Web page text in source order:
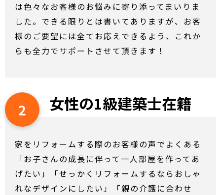
は色々なお客様のお悩みに寄り添ってまいりま
した。できる限りとは書いてありますが、お客
様のご要望には全てお応えできるよう、これか
らも全力でサポートさせて頂きます！
2 女性の1級建築士在籍
家をリフォームする際のお客様の声でよくある
「お子さんの成長に伴って一人部屋を作ってあ
げたい」「せっかくリフォームするならおしゃ
れなデザインにしたい」「親の介護に合わせ